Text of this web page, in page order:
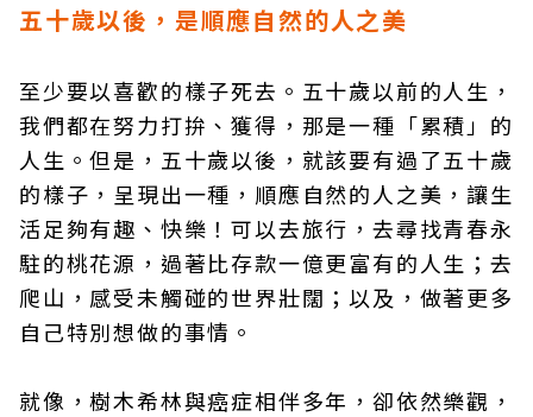
五十歲以後，是順應自然的人之美
至少要以喜歡的樣子死去。五十歲以前的人生，
我們都在努力打拚、獲得，那是一種「累積」的
人生。但是，五十歲以後，就該要有過了五十歲
的樣子，呈現出一種，順應自然的人之美，讓生
活足夠有趣、快樂！可以去旅行，去尋找青春永
駐的桃花源，過著比存款一億更富有的人生；去
爬山，感受未觸碰的世界壯闊；以及，做著更多
自己特別想做的事情。
就像，樹木希林與癌症相伴多年，卻依然樂觀，